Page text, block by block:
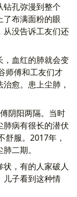
钻孔弥漫到整个
了布满面粉的眼
从没告诉工友们还
，血红的肺就会变
师傅和工友们才
愈。患上尘肺，
阴阳两隔。当时
病有很长的潜伏
服。2017年，
二期。
，有的人家破人
儿子看到这种情